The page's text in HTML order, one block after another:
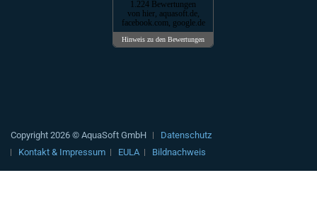
1.224 Bewertungen
von hier, aquasoft.de,
facebook.com, google.de
Hinweis zu den Bewertungen
Copyright 2026 © AquaSoft GmbH
Datenschutz
Kontakt & Impressum
EULA Bildnachweis